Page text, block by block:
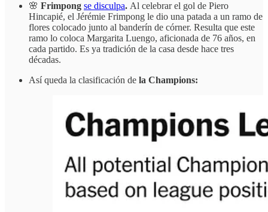
🌸 Frimpong se disculpa. Al celebrar el gol de Piero
Hincapié, el Jérémie Frimpong le dio una patada a un ramo de
flores colocado junto al banderín de córner. Resulta que este
ramo lo coloca Margarita Luengo, aficionada de 76 años, en
cada partido. Es ya tradición de la casa desde hace tres
décadas.
Así queda la clasificación de la Champions: